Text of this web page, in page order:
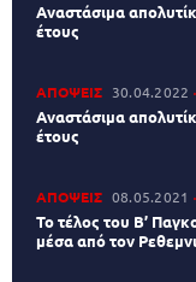
Αναστάσιμα
έτους
ΑΠΟΨΕΙΣ 30.04.2022
Αναστάσιμα
έτους
ΑΠΟΨΕΙΣ 08.05.2021
Το τέλος του Β’
μέσα από τον